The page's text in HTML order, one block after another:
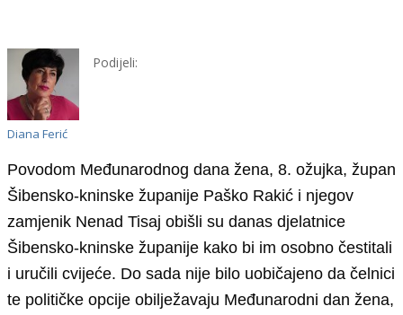
Diana Ferić
Podijeli:
Povodom Međunarodnog dana žena, 8. ožujka, župan
Šibensko-kninske županije Paško Rakić i njegov
zamjenik Nenad Tisaj obišli su danas djelatnice
Šibensko-kninske županije kako bi im osobno čestitali
i uručili cvijeće. Do sada nije bilo uobičajeno da čelnici
te političke opcije obilježavaju Međunarodni dan žena,